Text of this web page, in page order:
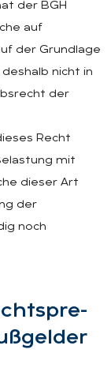
der BGH
auf
der Grundlage
nicht in
der
Recht
mit
dieser Art
der
noch